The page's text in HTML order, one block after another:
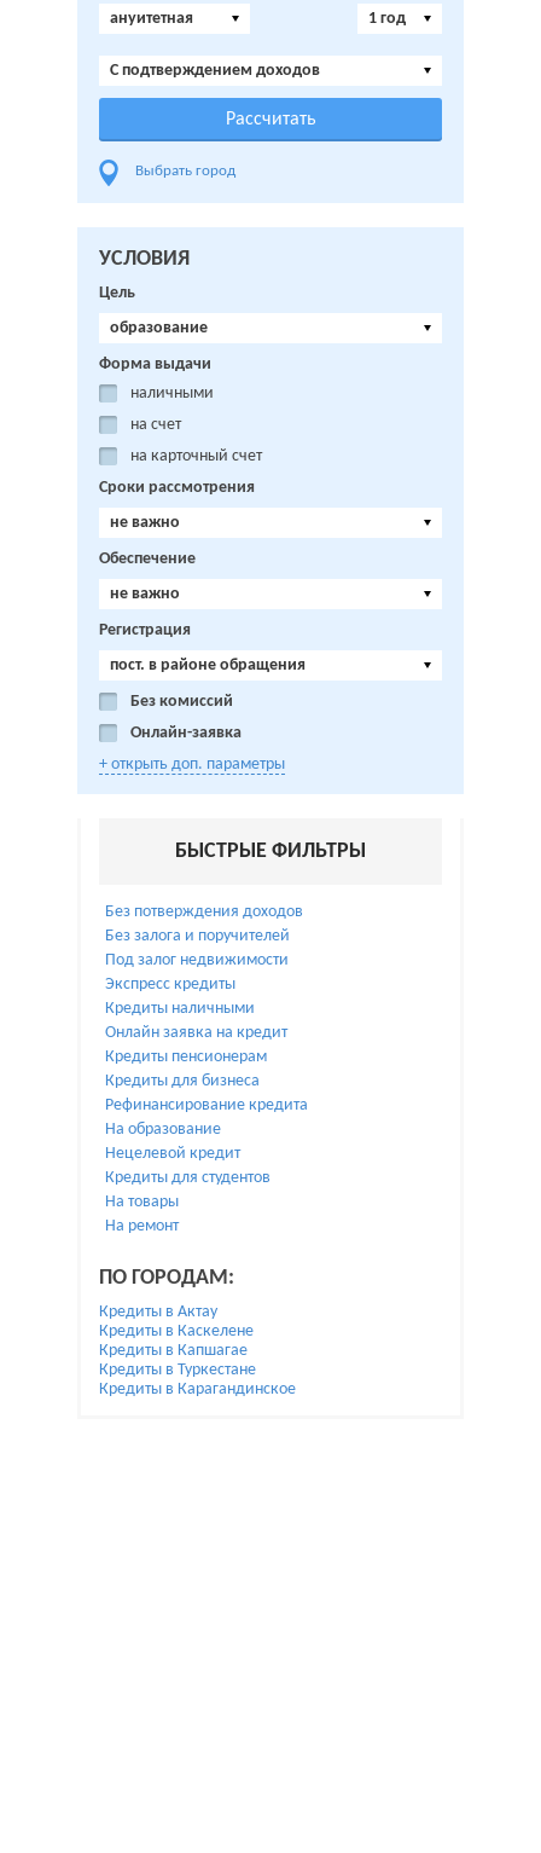
ануитетная
1 год
C подтверждением доходов
Выбрать город
УСЛОВИЯ
Цель
образование
Форма выдачи
наличными
на счет
на карточный счет
Сроки рассмотрения
не важно
Обеспечение
не важно
Регистрация
пост. в районе обращения
Без комиссий
Онлайн-заявка
+ открыть доп. параметры
БЫСТРЫЕ ФИЛЬТРЫ
Без потверждения доходов
Без залога и поручителей
Под залог недвижимости
Экспресс кредиты
Кредиты наличными
Онлайн заявка на кредит
Кредиты пенсионерам
Кредиты для бизнеса
Рефинансирование кредита
На образование
Нецелевой кредит
Кредиты для студентов
На товары
На ремонт
ПО ГОРОДАМ:
Кредиты в Актау
Кредиты в Каскелене
Кредиты в Капшагае
Кредиты в Туркестане
Кредиты в Карагандинское